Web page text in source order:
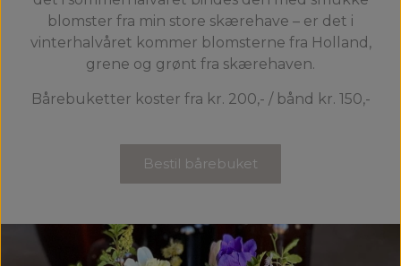
blomster fra min store skærehave – er det i
vinterhalvåret kommer blomsterne fra Holland,
grene og grønt fra skærehaven.
Bårebuketter koster fra kr. 200,- / bånd kr. 150,-
Bestil bårebuket